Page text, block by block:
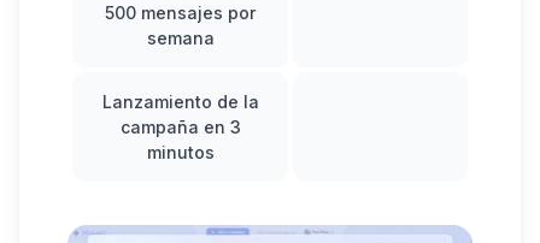
500 mensajes por
semana
Lanzamiento de la
campaña en 3
minutos